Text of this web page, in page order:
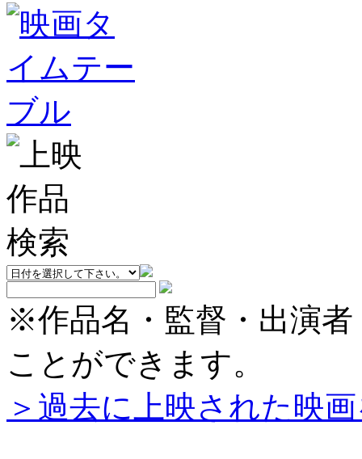
※作品名・監督・出演
ことができます。
＞過去に上映された映